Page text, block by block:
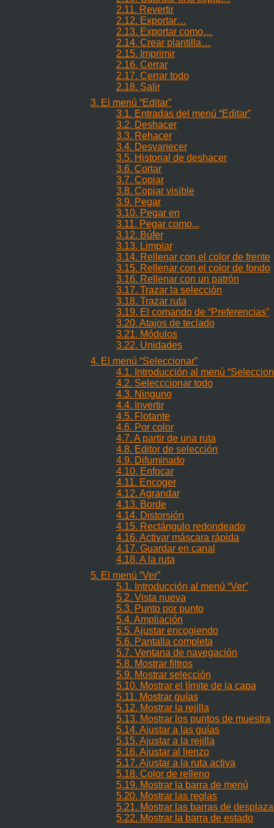
2.11. Revertir
2.12. Exportar…
2.13. Exportar como…
2.14. Crear plantilla…
2.15. Imprimir
2.16. Cerrar
2.17. Cerrar todo
2.18. Salir
3. El menú“Editar”
3.1. Entradas del menú “Editar”
3.2. Deshacer
3.3. Rehacer
3.4. Desvanecer
3.5. Historial de deshacer
3.6. Cortar
3.7. Copiar
3.8. Copiar visible
3.9. Pegar
3.10. Pegar en
3.11. Pegar como...
3.12. Búfer
3.13. Limpiar
3.14. Rellenar con el color de frente
3.15. Rellenar con el color de fondo
3.16. Rellenar con un patrón
3.17. Trazar la selección
3.18. Trazar ruta
3.19. El comando de “Preferencias”
3.20. Atajos de teclado
3.21. Módulos
3.22. Unidades
4. El menú“Seleccionar”
4.1. Introducción al menú “
4.2. Selecccionar todo
4.3. Ninguno
4.4. Invertir
4.5. Flotante
4.6. Por color
4.7. A partir de una ruta
4.8. Editor de selección
4.9. Difuminado
4.10. Enfocar
4.11. Encoger
4.12. Agrandar
4.13. Borde
4.14. Distorsión
4.15. Rectángulo redondeado
4.16. Activar máscara rápida
4.17. Guardar en canal
4.18. A la ruta
5. El menú“Ver”
5.1. Introducción al menú “Ver”
5.2. Vista nueva
5.3. Punto por punto
5.4. Ampliación
5.5. Ajustar encogiendo
5.6. Pantalla completa
5.7. Ventana de navegación
5.8. Mostrar filtros
5.9. Mostrar selección
5.10. Mostrar el límite de la capa
5.11. Mostrar guías
5.12. Mostrar la rejilla
5.13. Mostrar los puntos de muestra
5.14. Ajustar a las guías
5.15. Ajustar a la rejilla
5.16. Ajustar al lienzo
5.17. Ajustar a la ruta activa
5.18. Color de relleno
5.19. Mostrar la barra de menú
5.20. Mostrar las reglas
5.21. Mostrar las barras de
5.22. Mostrar la barra de estado